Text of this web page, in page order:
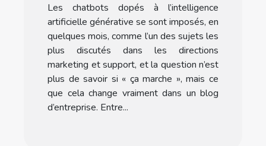
2024 ?
Les chatbots dopés à l’intelligence
artificielle générative se sont imposés, en
quelques mois, comme l’un des sujets les
plus discutés dans les directions
marketing et support, et la question n’est
plus de savoir si « ça marche », mais ce
que cela change vraiment dans un blog
d’entreprise. Entre...